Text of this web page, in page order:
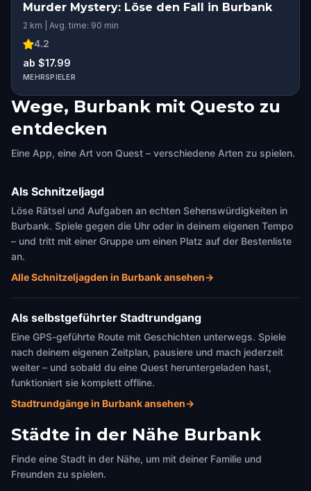
Murder Mystery: Löse den Fall in Burbank
2 km | Avg. time: 90 min
4.2
ab $17.99
MEHRSPIELER
Wege, Burbank mit Questo zu
entdecken
Eine App, eine Art von Quest – verschiedene Arten zu spielen.
Als Schnitzeljagd
Löse Rätsel und Aufgaben an echten Sehenswürdigkeiten in
Burbank. Spiele gegen die Uhr oder in deinem eigenen Tempo
– und tritt mit einer Gruppe um einen Platz auf der Bestenliste
an.
Alle Schnitzeljagden in Burbank ansehen→
Als selbstgeführter Stadtrundgang
Eine GPS-geführte Route mit Geschichten unterwegs. Spiele
nach deinem eigenen Zeitplan, pausiere und mach jederzeit
weiter – und sobald du eine Quest heruntergeladen hast,
funktioniert sie komplett offline.
Stadtrundgänge in Burbank ansehen→
Städte in der Nähe Burbank
Finde eine Stadt in der Nähe, um mit deiner Familie und
Freunden zu spielen.